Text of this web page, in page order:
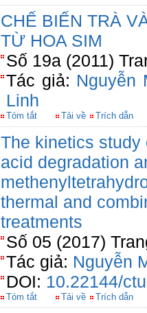
CHẾ BIẾN TRÀ
TỪ HOA SIM
Số 19a (2011)
Tác giả: Nguyễn
Linh
Tóm tắt Tải về Trích dẫn
The kinetics study
acid degradation
thermal and
treatments
Số 05 (2017)
Tác giả: Nguyễn
DOI: 10.22144/
Tóm tắt Tải về Trích dẫn